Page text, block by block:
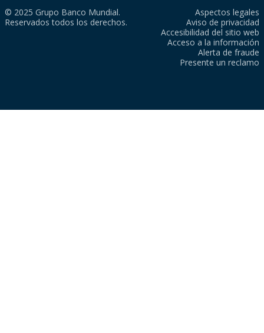
© 2025 Grupo Banco Mundial.
Reservados todos los derechos.
Aspectos legales
Aviso de privacidad
Accesibilidad del sitio web
Acceso a la información
Alerta de fraude
Presente un reclamo